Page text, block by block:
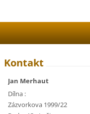
Kontakt
Jan Merhaut
Dílna :
Zázvorkova 1999/22